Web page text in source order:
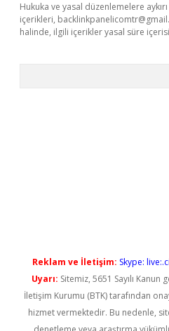
Hukuka ve yasal düzenlemelere
içerikleri,
halinde, ilgili içerikler yasal süre
Reklam ve İletişim: Skype:
Uyarı: Sitemiz, 5651 Sayılı
İletişim Kurumu (BTK) tarafından
hizmet vermektedir. Bu nedenle,